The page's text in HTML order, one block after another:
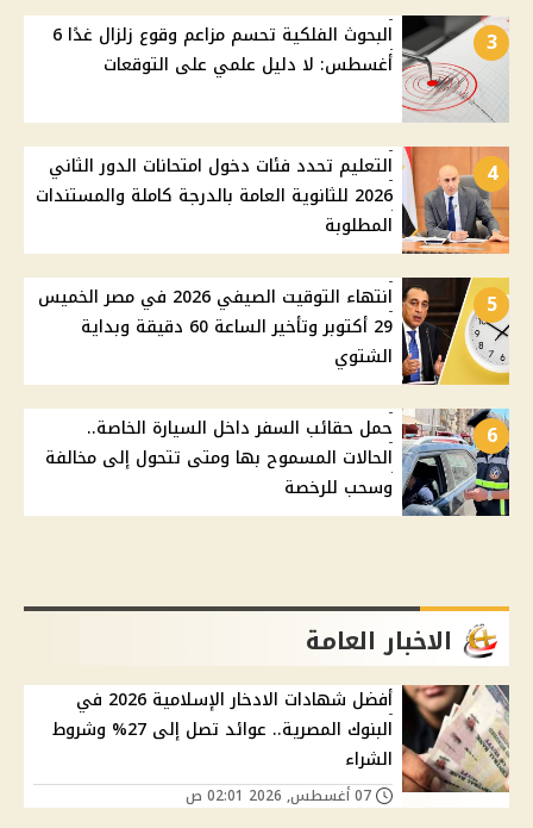
3
البحوث الفلكية تحسم مزاعم وقوع زلزال غدًا 6
أغسطس: لا دليل علمي على التوقعات
4
التعليم تحدد فئات دخول امتحانات الدور الثاني
2026 للثانوية العامة بالدرجة كاملة والمستندات
المطلوبة
5
انتهاء التوقيت الصيفي 2026 في مصر الخميس
29 أكتوبر وتأخير الساعة 60 دقيقة وبداية
الشتوي
6
حمل حقائب السفر داخل السيارة الخاصة..
الحالات المسموح بها ومتى تتحول إلى مخالفة
وسحب للرخصة
الاخبار العامة
أفضل شهادات الادخار الإسلامية 2026 في
البنوك المصرية.. عوائد تصل إلى 27% وشروط
الشراء